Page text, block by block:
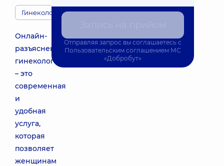
Гинекология
Онлайн-
разъяснение
гинеколога
– это
современная
и
удобная
услуга,
которая
позволяет
женщинам
Отправляя запрос вы соглашаетесь с
Пользовательским соглашением МС
«Добробут»